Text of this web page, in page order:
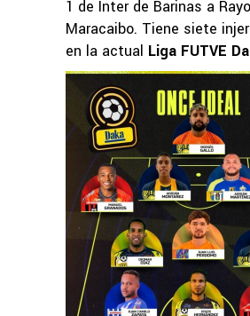
1 de Inter de Barinas a
Maracaibo. Tiene siete
en la actual Liga FUTVE